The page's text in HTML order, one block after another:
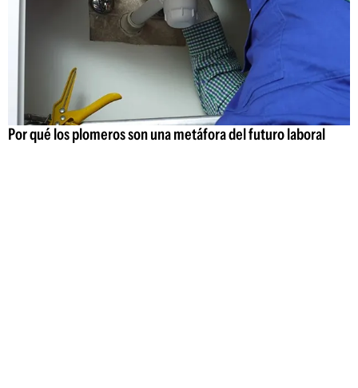
Por qué los plomeros son una metáfora del futuro laboral